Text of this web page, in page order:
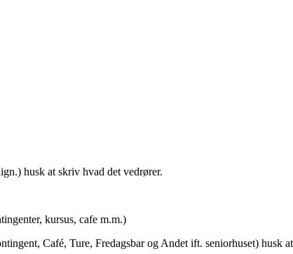
husk at skriv hvad det vedrører.
kursus, cafe m.m.)
Café, Ture, Fredagsbar og Andet ift. seniorhuset) husk